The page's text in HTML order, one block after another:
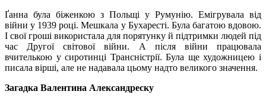
Ґанна була біженкою з Польщі у Румунію. Емігрувала від
війни у 1939 році. Мешкала у Бухаресті. Була багатою вдовою.
І свої гроші використала для порятунку й підтримки людей під
час Другої світової війни. А після війни працювала
вчителькою у сиротинці Трансністрії. Була ще художницею і
писала вірші, але не надавала цьому надто великого значення.
Загадка Валентина Александреску